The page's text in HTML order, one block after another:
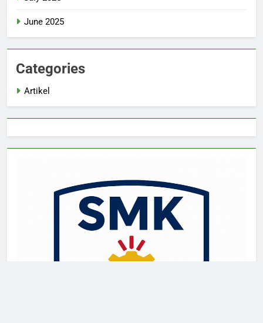
June 2025
Categories
Artikel